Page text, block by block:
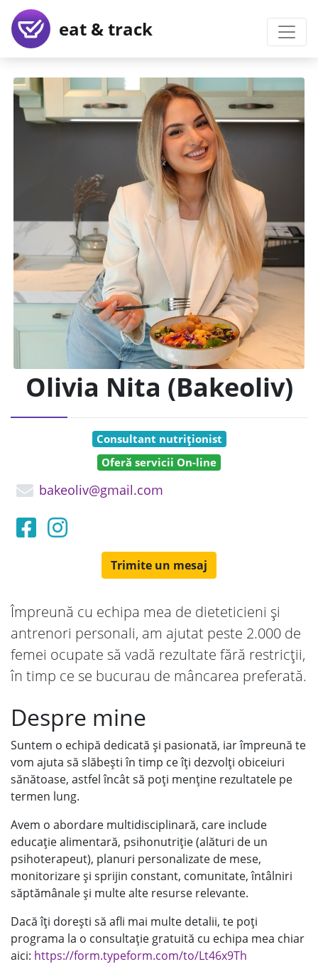
eat & track
Olivia Nita (Bakeoliv)
Consultant nutriționist
Oferă servicii On-line
bakeoliv@gmail.com
Trimite un mesaj
Împreună cu echipa mea de dieteticieni și
antrenori personali, am ajutat peste 2.000 de
femei ocupate să vadă rezultate fără restricții,
în timp ce se bucurau de mâncarea preferată.
Despre mine
Suntem o echipă dedicată și pasionată, iar împreună te
vom ajuta să slăbești în timp ce îți dezvolți obiceiuri
sănătoase, astfel încât să poți menține rezultatele pe
termen lung.
Avem o abordare multidisciplinară, care include
educație alimentară, psihonutriție (alături de un
psihoterapeut), planuri personalizate de mese,
monitorizare și sprijin constant, comunitate, întâlniri
săptămânale și multe alte resurse relevante.
Dacă îți dorești să afli mai multe detalii, te poți
programa la o consultație gratuită cu echipa mea chiar
aici: https://form.typeform.com/to/Lt46x9Th